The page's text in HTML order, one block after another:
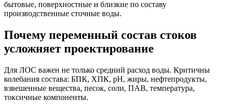
бытовые, поверхностные и близкие по составу
производственные сточные воды.
Почему переменный состав стоков
усложняет проектирование
Для ЛОС важен не только средний расход воды. Критичны
колебания состава: БПК, ХПК, pH, жиры, нефтепродукты,
взвешенные вещества, песок, соли, ПАВ, температура,
токсичные компоненты.